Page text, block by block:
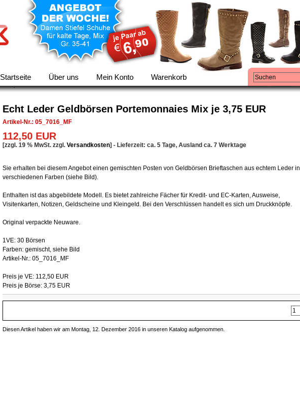
Startseite Über uns Mein Konto Warenkorb
Echt Leder Geldbörsen Portemonnaies Mix je 3,75 EUR
Artikel-Nr.: 05_7016_MF
112,50 EUR
[zzgl. 19 % MwSt. zzgl. Versandkosten] - Lieferzeit: ca. 5 Tage, Ausland ca. 7 Werktage
Sie erhalten bei diesem Angebot einen gemischten Posten von Geldbörsen Brieftaschen aus echtem Leder in
verschiedenen Farben (siehe Bild).
Enthalten ist das abgebildete Modell. Es bietet zahlreiche Fächer für Kredit- und EC-Karten, Ausweise,
Visitenkarten, Notizen, Geldscheine und Kleingeld. Bei den Verschlüssen handelt es sich um Druckknöpfe.
Original verpackte Neuware.
1VE: 30 Börsen
Farben: gemischt, siehe Bild
Artikel-Nr.: 05_7016_MF
Preis je VE: 112,50 EUR
Preis je Börse: 3,75 EUR
Diesen Artikel haben wir am Montag, 12. Dezember 2016 in unseren Katalog aufgenommen.